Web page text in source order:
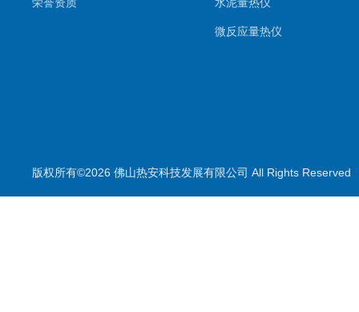
微反应量热仪
版权所有©2026 佛山热安科技发展有限公司 All Rights